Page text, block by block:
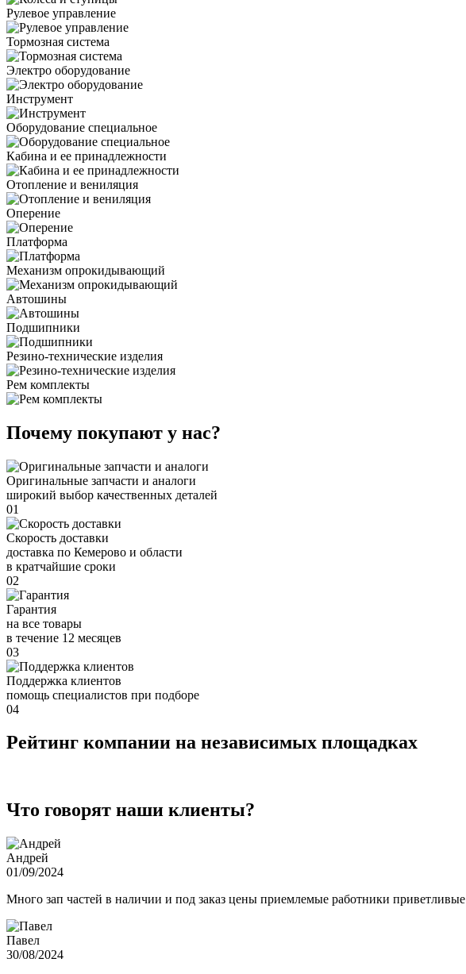
Рулевое управление
Тормозная система
Электро оборудование
Инструмент
Оборудование специальное
Кабина и ее принадлежности
Отопление и вениляция
Оперение
Платформа
Механизм опрокидывающий
Автошины
Подшипники
Резино-технические изделия
Рем комплекты
Почему покупают у нас?
Оригинальные запчасти и аналоги
широкий выбор качественных деталей
01
Скорость доставки
доставка по Кемерово и области
в кратчайшие сроки
02
Гарантия
на все товары
в течение 12 месяцев
03
Поддержка клиентов
помощь специалистов при подборе
04
Рейтинг компании на независимых площадках
Что говорят наши клиенты?
Андрей
01/09/2024
Много зап частей в наличии и под заказ цены приемлемые работники приветливые
Павел
30/08/2024